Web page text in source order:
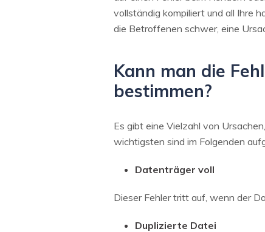
vollständig kompiliert und all Ihre
die Betroffenen schwer, eine
Kann man die
bestimmen?
Es gibt eine Vielzahl von
wichtigsten sind im Folgenden
Datenträger voll
Dieser Fehler tritt auf, wenn der
Duplizierte Datei